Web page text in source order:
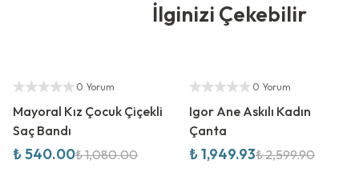
İlginizi Çekebilir
Yetkili Satıcı
0 Yorum
Mayoral Kız Çocuk Çiçekli
Saç Bandı
₺ 540.00₺ 1,080.00
Yetkili Satıcı
0 Yorum
Igor Ane Askılı Kadın
Çanta
₺ 1,949.93₺ 2,599.90